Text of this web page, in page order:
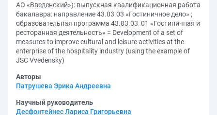
АО «Введенский»): выпускная квалификационная работа
бакалавра: направление 43.03.03 «Гостиничное дело» ;
образовательная программа 43.03.03_01 «Гостиничная и
ресторанная деятельность» = Development of a set of
measures to improve cultural and leisure activities at the
enterprise of the hospitality industry (using the example of
JSC Vvedensky)
Авторы
Патрушева Эрика Андреевна
Научный руководитель
Десфонтейнес Лариса Григорьевна